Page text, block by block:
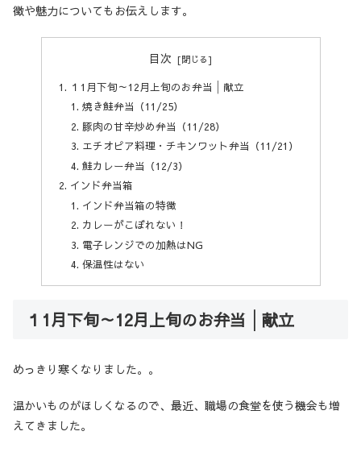
徴や魅力についてもお伝えします。
目次
１1月下旬～12月上旬のお弁当│献立
焼き鮭弁当（11/25）
豚肉の甘辛炒め弁当（11/28）
エチオピア料理・チキンワット弁当（11/21）
鮭カレー弁当（12/3）
インド弁当箱
インド弁当箱の特徴
カレーがこぼれない！
電子レンジでの加熱はNG
保温性はない
１1月下旬～12月上旬のお弁当│献立
めっきり寒くなりました。。
温かいものがほしくなるので、最近、職場の食堂を使う機会も増
えてきました。